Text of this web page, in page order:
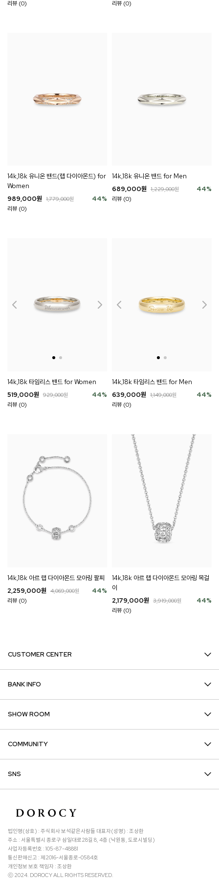
리뷰 (0) 리뷰 (0)
14k,18k 유니온 밴드(랩 다이아몬드) for
Women
44%
989,000원 1,779,000원
리뷰 (0)
14k,18k 유니온 밴드 for Men
44%
689,000원 1,229,000원
리뷰 (0)
14k,18k 타임리스 밴드 for Women
44%
519,000원 929,000원
리뷰 (0)
14k,18k 타임리스 밴드 for Men
44%
639,000원 1,149,000원
리뷰 (0)
14k,18k 아르 랩 다이아몬드 모아링 팔찌
44%
2,259,000원 4,069,000원
리뷰 (0)
14k,18k 아르 랩 다이아몬드 모아링 목걸
이
44%
2,179,000원 3,919,000원
리뷰 (0)
CUSTOMER CENTER
BANK INFO
SHOW ROOM
COMMUNITY
SNS
법인명(상호) : 주식회사 보석같은사람들 대표자(성명) : 조상환
주소 : 서울특별시 종로구 삼일대로28길 8, 4층 (낙원동, 도로시빌딩)
사업자등록번호 : 105-87-48881
통신판매신고 : 제2016-서울종로-0584호
개인정보 보호 책임자 : 조상환
ⓒ 2024. DOROCY ALL RIGHTS RESERVED.